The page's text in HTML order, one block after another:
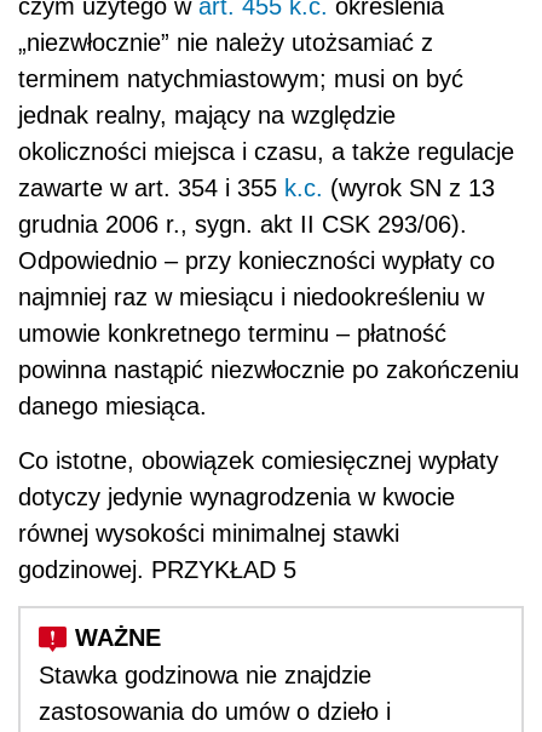
czym użytego w art. 455 k.c. określenia
„niezwłocznie” nie należy utożsamiać z
terminem natychmiastowym; musi on być
jednak realny, mający na względzie
okoliczności miejsca i czasu, a także regulacje
zawarte w art. 354 i 355 k.c. (wyrok SN z 13
grudnia 2006 r., sygn. akt II CSK 293/06).
Odpowiednio – przy konieczności wypłaty co
najmniej raz w miesiącu i niedookreśleniu w
umowie konkretnego terminu – płatność
powinna nastąpić niezwłocznie po zakończeniu
danego miesiąca.
Co istotne, obowiązek comiesięcznej wypłaty
dotyczy jedynie wynagrodzenia w kwocie
równej wysokości minimalnej stawki
godzinowej. PRZYKŁAD 5
Stawka godzinowa nie znajdzie
zastosowania do umów o dzieło i